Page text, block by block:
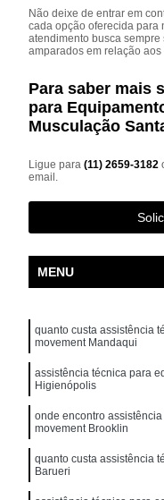
Não deixe de entrar em
cada opção oferecida para
atendimento busca
amparados em relação
Para saber mais
para
Musculação
Ligue para(11) 2659-3182
email.
MENU
quanto custa assistência
movement Mandaqui
assistência técnica para
Higienópolis
onde encontro
movement Brooklin
quanto custa assistência
Barueri